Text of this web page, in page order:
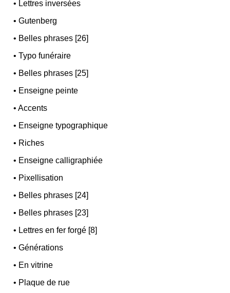
• Lettres inversées
•Gutenberg
• Belles phrases [26]
•Typo funéraire
• Belles phrases [25]
• Enseigne peinte
•Accents
• Enseigne typographique
• Riches
• Enseigne calligraphiée
• Pixellisation
• Belles phrases [24]
• Belles phrases [23]
• Lettres en fer forgé [8]
•Générations
• En vitrine
• Plaque de rue